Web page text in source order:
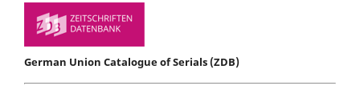
German Union Catalogue of Serials (ZDB)